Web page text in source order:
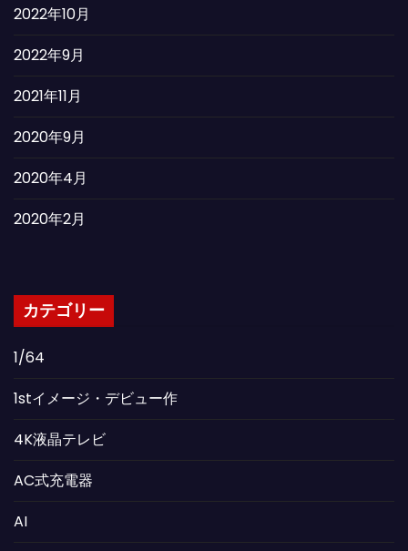
2022年10月
2022年9月
2021年11月
2020年9月
2020年4月
2020年2月
カテゴリー
1/64
1stイメージ・デビュー作
4K液晶テレビ
AC式充電器
AI